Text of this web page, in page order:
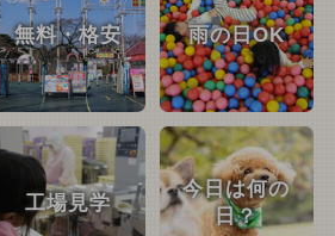
無料・格安 雨の日OK
工場見学
今日は何の
日？